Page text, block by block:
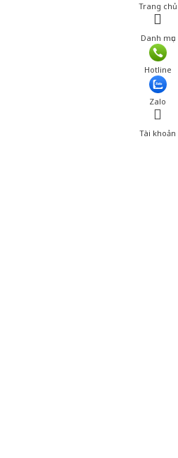
Trang chủ
Danh mục
Hotline
Zalo
Tài khoản